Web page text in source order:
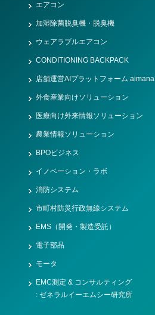
エアコン
加湿除菌脱臭機・脱臭機
ウェアラブルエアコン
CONDITIONING BACKPACK
店舗運営AIプラットフォーム aimana
外食産業向けソリューション
医療向け外来情報ソリューション
農業情報ソリューション
BPOビジネス
イノベーション・ラボ
消防システム
市町村防災行政無線システム
EMS（開発・製造受託）
電子部品
モータ
EMC測定 & コンサルティング
: ゼネラルイーエムシー研究所